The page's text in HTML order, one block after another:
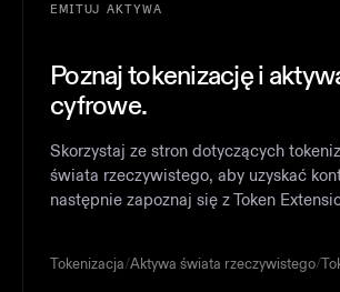
EMITUJ AKTYWA
Poznaj tokenizację i
cyfrowe.
Skorzystaj ze stron dotyczących
świata rzeczywistego, aby uzyskać
następnie zapoznaj się z Token
Tokenizacja/Aktywa świata rzeczywistego/